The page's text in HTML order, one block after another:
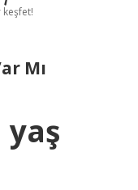
keşfet!
Mı
yaş